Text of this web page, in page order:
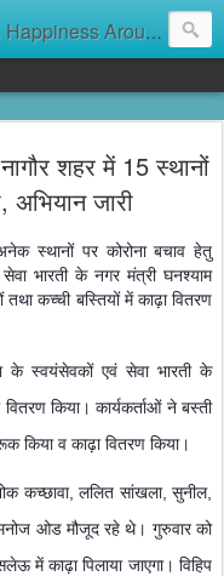
సేవా భారతి സേവാഭാരതി સેવા ભારતી সেবা ভাঁরাটি
शहर में 15 स्थानों
अभियान जारी
स्थानों पर कोरोना बचाव हेतु
सेवा भारती के नगर मंत्री घनश्याम
कच्ची बस्तियों में काढ़ा वितरण
के स्वयंसेवकों एवं सेवा भारती के
किया। कार्यकर्ताओं ने बस्ती
किया व काढ़ा वितरण किया।
कच्छावा, ललित सांखला, सुनील,
ओड मौजूद रहे थे। गुरुवार को
में काढ़ा पिलाया जाएगा। विहिप